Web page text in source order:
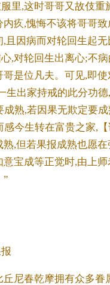
里,这时哥哥又故伎
疚,愧悔不该将哥哥
且因病而对轮回生起
,对轮回生出离心;不
是位凡夫。可见,即
生出家持戒的此分功
熟,若因果无欺定要
今生转在富贵之家,
,但若果报成熟也愿
宝成等正觉时,由上
”
春乾摩拥有众多眷